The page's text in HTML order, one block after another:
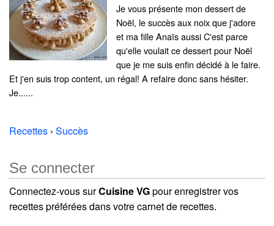
Je vous présente mon dessert de
Noël, le succès aux noix que j'adore
et ma fille Anaïs aussi C'est parce
qu'elle voulait ce dessert pour Noël
que je me suis enfin décidé à le faire.
Et j'en suis trop content, un régal! A refaire donc sans hésiter.
Je......
Recettes › Succès
Se connecter
Connectez-vous surCuisine VGpour enregistrer vos
recettes préférées dans votre carnet de recettes.